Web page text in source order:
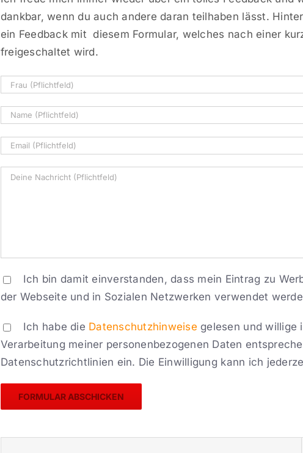
dankbar, wenn du auch andere daran teilhaben lässt.
ein Feedback mit diesem Formular, welches nach einer
freigeschaltet wird.
Ich bin damit einverstanden, dass mein Eintrag zu
der Webseite und in Sozialen Netzwerken verwendet
Ich habe die Datenschutzhinweise gelesen und willige
Verarbeitung meiner personenbezogenen Daten
Datenschutzrichtlinien ein. Die Einwilligung kann ich